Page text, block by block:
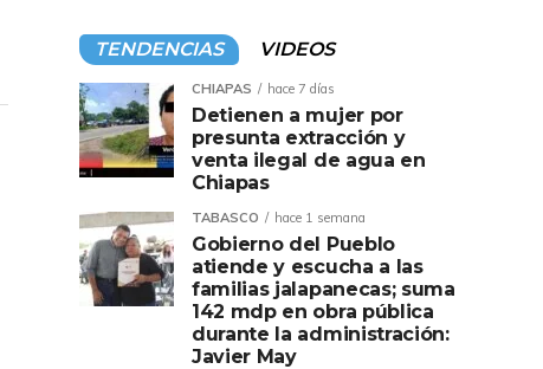
TENDENCIAS VIDEOS
CHIAPAS hace 7 días
Detienen a mujer por
presunta extracción y
venta ilegal de agua en
Chiapas
TABASCO hace 1 semana
Gobierno del Pueblo
atiende y escucha a las
familias jalapanecas; suma
142 mdp en obra pública
durante la administración:
Javier May